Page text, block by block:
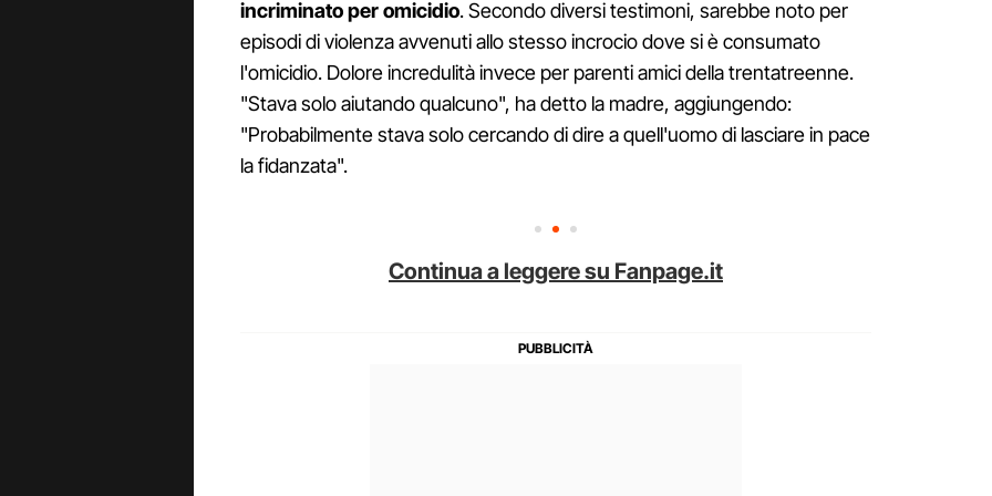
incriminato per omicidio. Secondo diversi testimoni, sarebbe noto per
episodi di violenza avvenuti allo stesso incrocio dove si è consumato
l'omicidio. Dolore incredulità invece per parenti amici della trentatreenne.
"Stava solo aiutando qualcuno", ha detto la madre, aggiungendo:
"Probabilmente stava solo cercando di dire a quell'uomo di lasciare in pace
la fidanzata".
Continua a leggere su Fanpage.it